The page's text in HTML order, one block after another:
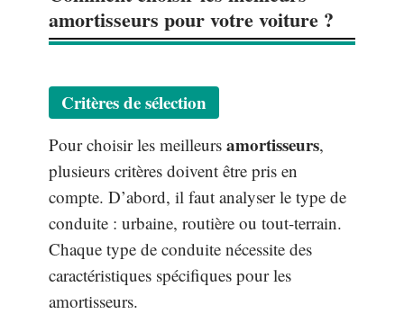
amortisseurs pour votre voiture ?
Critères de sélection
Pour choisir les meilleurs amortisseurs,
plusieurs critères doivent être pris en
compte. D’abord, il faut analyser le type de
conduite : urbaine, routière ou tout-terrain.
Chaque type de conduite nécessite des
caractéristiques spécifiques pour les
amortisseurs.